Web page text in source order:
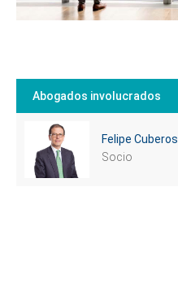
Abogados involucrados
Felipe Cuberos
Socio